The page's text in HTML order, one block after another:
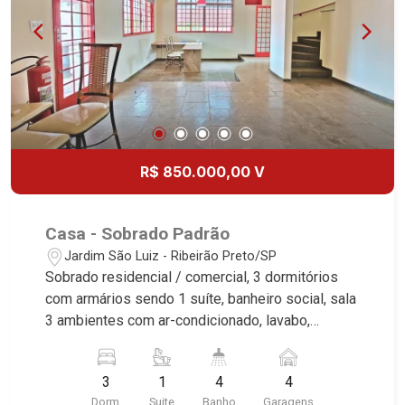
R$ 850.000,00 V
Casa - Sobrado Padrão
Jardim São Luiz - Ribeirão Preto/SP
Sobrado residencial / comercial, 3 dormitórios
com armários sendo 1 suíte, banheiro social, sala
3 ambientes com ar-condicionado, lavabo,
serviço, lazer com churrasqueira e piscina, sauna,
vestiário, quintal, corredor lateral, jardim, alarme, 4
3
Dorm.
1
Suite
4
Banho
4
Garagens